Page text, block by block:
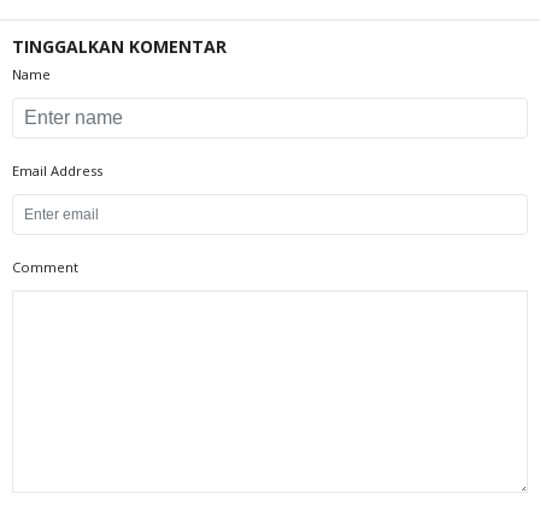
TINGGALKAN KOMENTAR
Name
Email Address
Comment